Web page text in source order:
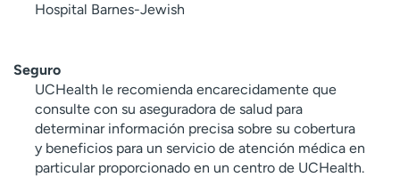
Hospital Barnes-Jewish
Seguro
UCHealth le recomienda encarecidamente que
consulte con su aseguradora de salud para
determinar información precisa sobre su cobertura
y beneficios para un servicio de atención médica en
particular proporcionado en un centro de UCHealth.